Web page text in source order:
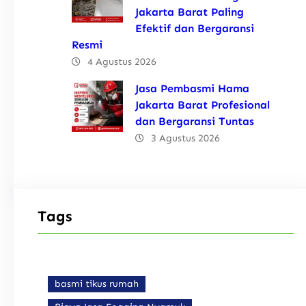
Jakarta Barat Paling
Efektif dan Bergaransi
Resmi
4 Agustus 2026
Jasa Pembasmi Hama
Jakarta Barat Profesional
dan Bergaransi Tuntas
3 Agustus 2026
Tags
basmi tikus rumah